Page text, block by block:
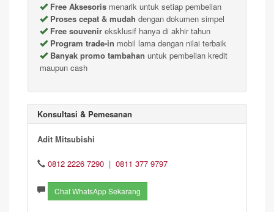
Free Aksesoris menarik untuk setiap pembelian
Proses cepat & mudah dengan dokumen simpel
Free souvenir eksklusif hanya di akhir tahun
Program trade-in mobil lama dengan nilai terbaik
Banyak promo tambahan untuk pembelian kredit
maupun cash
Konsultasi & Pemesanan
Adit Mitsubishi
0812 2226 7290 | 0811 377 9797
Chat WhatsApp Sekarang